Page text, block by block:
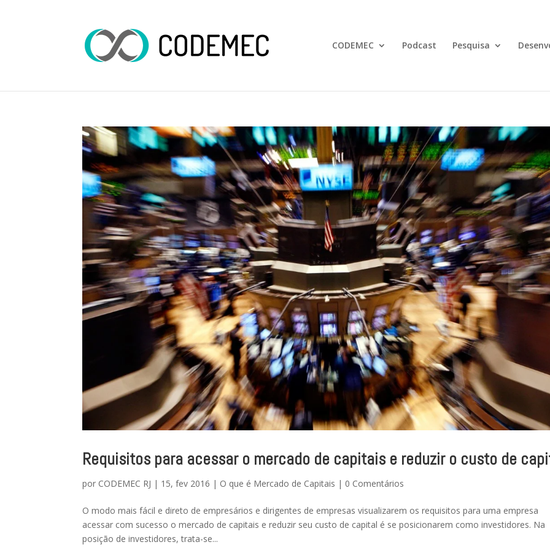
CODEMEC Podcast Pesquisa
Requisitos para acessar o mercado de capitais e reduzir o custo de
por CODEMEC RJ | 15, fev 2016 | O que é Mercado de Capitais | 0 Comentários
O modo mais fácil e direto de empresários e dirigentes de empresas visualizarem os requisitos para uma empresa
acessar com sucesso o mercado de capitais e reduzir seu custo de capital é se posicionarem como investidores. Na
posição de investidores, trata-se...